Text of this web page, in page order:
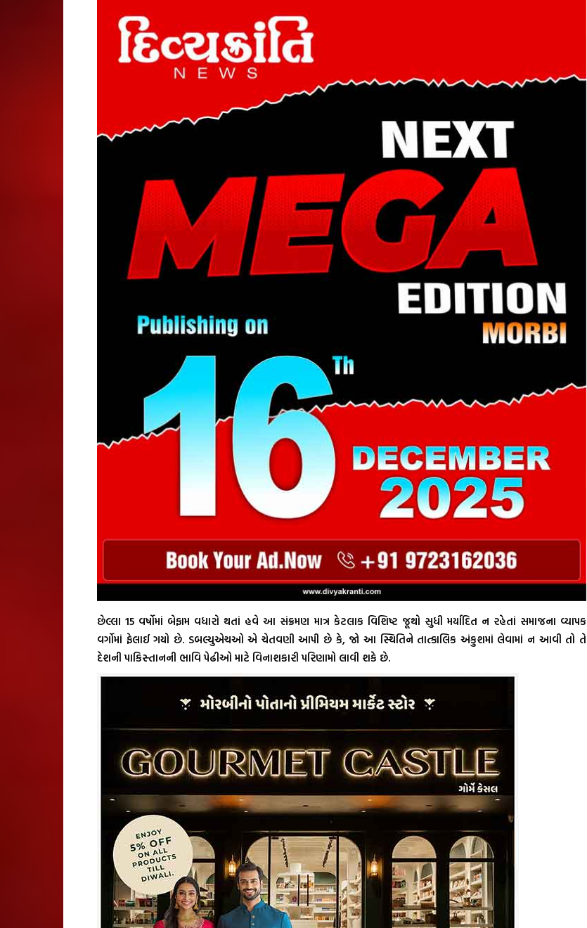
છેલ્લા 15 વર્ષોમાં બેફામ વધારો થતાં હવે આ સંક્રમણ માત્ર કેટલાક વિશિષ્ટ જૂથો સુધી મર્યાદિત ન રહેતાં સમાજના વ્યાપક
વર્ગોમાં ફેલાઈ ગયો છે. ડબલ્યુએચઓ એ ચેતવણી આપી છે કે, જો આ સ્થિતિને તાત્કાલિક અંકુશમાં લેવામાં ન આવી તો તે
દેશની પાકિસ્તાનની ભાવિ પેઢીઓ માટે વિનાશકારી પરિણામો લાવી શકે છે.